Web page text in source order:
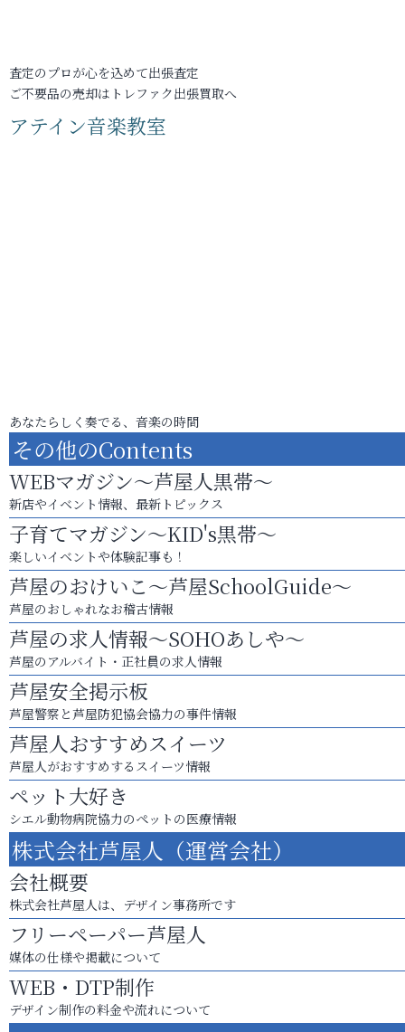
査定のプロが心を込めて出張査定
ご不要品の売却はトレファク出張買取へ
アテイン音楽教室
あなたらしく奏でる、音楽の時間
その他のContents
WEBマガジン～芦屋人黒帯～
新店やイベント情報、最新トピックス
子育てマガジン～KID's黒帯～
楽しいイベントや体験記事も！
芦屋のおけいこ～芦屋SchoolGuide～
芦屋のおしゃれなお稽古情報
芦屋の求人情報～SOHOあしや～
芦屋のアルバイト・正社員の求人情報
芦屋安全掲示板
芦屋警察と芦屋防犯協会協力の事件情報
芦屋人おすすめスイーツ
芦屋人がおすすめするスイーツ情報
ペット大好き
シエル動物病院協力のペットの医療情報
株式会社芦屋人（運営会社）
会社概要
株式会社芦屋人は、デザイン事務所です
フリーペーパー芦屋人
媒体の仕様や掲載について
WEB・DTP制作
デザイン制作の料金や流れについて